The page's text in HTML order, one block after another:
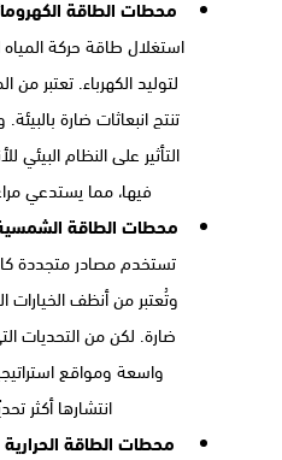
محطات الطاقة
استغلال طاقة حركة المياه
لتوليد الكهرباء. تعتبر من
تنتج انبعاثات ضارة
التأثير على النظام البيئي
فيها، مما يستدعي
محطات الطاقة الشمسية
تستخدم مصادر متجددة
وتُعتبر من أنظف الخيارات
ضارة. لكن من التحديات
واسعة ومواقع
انتشارها أكثر
محطات الطاقة الحرارية